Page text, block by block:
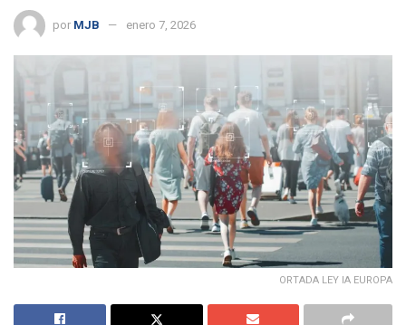
por MJB enero 7, 2026
ORTADA LEY IA EUROPA